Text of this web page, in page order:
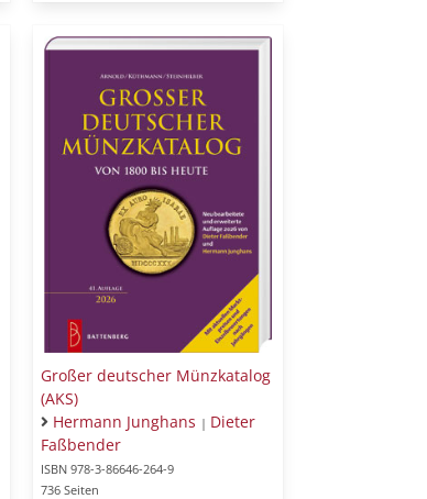
Großer deutscher Münzkatalog
(AKS)
Hermann Junghans | Dieter
Faßbender
ISBN 978-3-86646-264-9
736 Seiten